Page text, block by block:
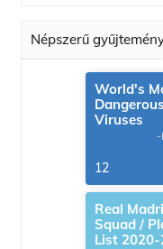
Népszerű
World's
Dangerous
Viruses
-
12
Real
Squad /
List